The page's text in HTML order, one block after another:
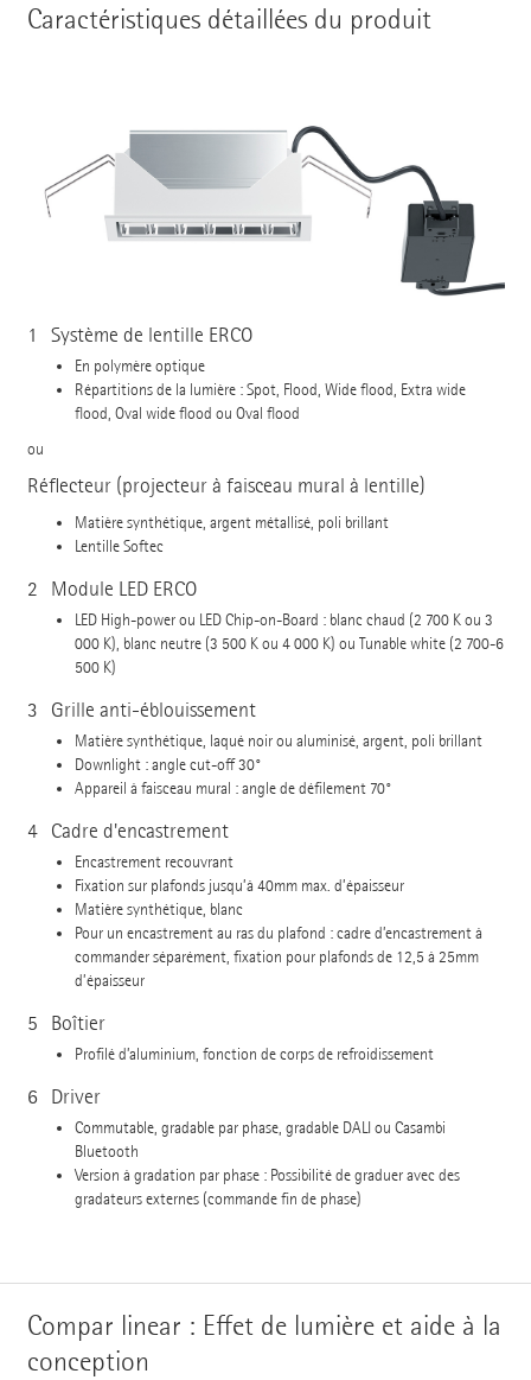
Caractéristiques détaillées du produit
1 Système de lentille ERCO
En polymère optique
Répartitions de la lumière : Spot, Flood, Wide flood, Extra wide
flood, Oval wide flood ou Oval flood
ou
Réflecteur (projecteur à faisceau mural à lentille)
Matière synthétique, argent métallisé, poli brillant
Lentille Softec
2 Module LED ERCO
LED High-power ou LED Chip-on-Board : blanc chaud (2 700 K ou 3
000 K), blanc neutre (3 500 K ou 4 000 K) ou Tunable white (2 700-6
500 K)
3 Grille anti-éblouissement
Matière synthétique, laqué noir ou aluminisé, argent, poli brillant
Downlight : angle cut-off 30°
Appareil à faisceau mural : angle de défilement 70°
4 Cadre d'encastrement
Encastrement recouvrant
Fixation sur plafonds jusqu’à 40mm max. d’épaisseur
Matière synthétique, blanc
Pour un encastrement au ras du plafond : cadre d’encastrement à
commander séparément, fixation pour plafonds de 12,5 à 25mm
d’épaisseur
5 Boîtier
Profilé d’aluminium, fonction de corps de refroidissement
6 Driver
Commutable, gradable par phase, gradable DALI ou Casambi
Bluetooth
Version à gradation par phase : Possibilité de graduer avec des
gradateurs externes (commande fin de phase)
Compar linear : Effet de lumière et aide à la
conception